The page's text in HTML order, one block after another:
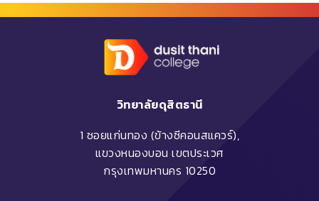
วิทยาลัยดุสิตธานี
1 ซอยแก่นทอง (ข้างซีคอนสแควร์),
แขวงหนองบอน เขตประเวศ
กรุงเทพมหานคร 10250